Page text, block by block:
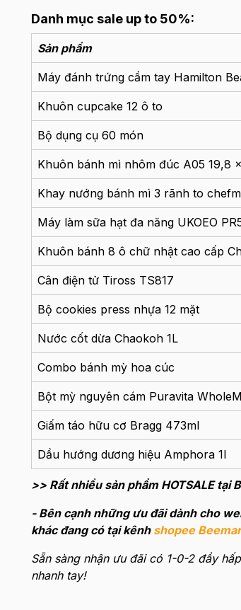
Danh mục sale up to 50%:
Sản phẩm
Máy đánh trứng cầm tay Hamilton
Khuôn cupcake 12 ô to
Bộ dụng cụ 60 món
Khuôn bánh mì nhôm đúc A05 19,8
Khay nướng bánh mì 3 rãnh to
Máy làm sữa hạt đa năng UKOEO
Khuôn bánh 8 ô chữ nhật cao cấp
Cân điện tử Tiross TS817
Bộ cookies press nhựa 12 mặt
Nước cốt dừa Chaokoh 1L
Combo bánh mỳ hoa cúc
Bột mỳ nguyên cám Puravita
Giấm táo hữu cơ Bragg 473ml
Dầu hướng dương hiệu Amphora 1l
>> Rất nhiều sản phẩm HOTSALE tại
- Bên cạnh những ưu đãi dành cho
khác đang có tại kênh shopee
Sẵn sàng nhận ưu đãi có 1-0-2 đầy
nhanh tay!